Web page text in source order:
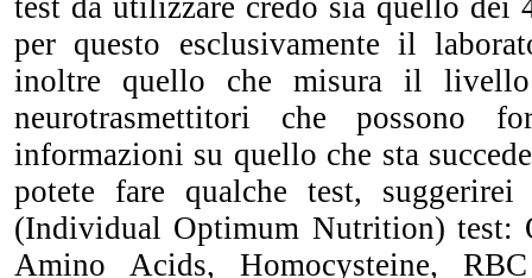
test da utilizzare credo sia quello dei
per questo esclusivamente il
inoltre quello che misura il
neurotrasmettitori che possono
informazioni su quello che sta
potete fare qualche test,
(Individual Optimum Nutrition) test:
Amino Acids, Homocysteine,